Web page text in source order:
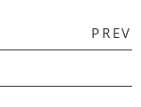
PREV